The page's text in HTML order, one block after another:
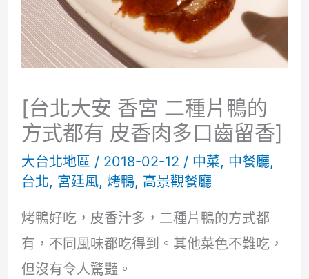
[台北大安 香宮 二種片鴨的
方式都有 皮香肉多口齒留香]
大台北地區 / 2018-02-12 / 中菜, 中餐廳,
台北, 宮廷風, 烤鴨, 高景觀餐廳
烤鴨好吃，皮香汁多，二種片鴨的方式都
有，不同風味都吃得到。其他菜色不難吃，
但沒有令人驚豔。